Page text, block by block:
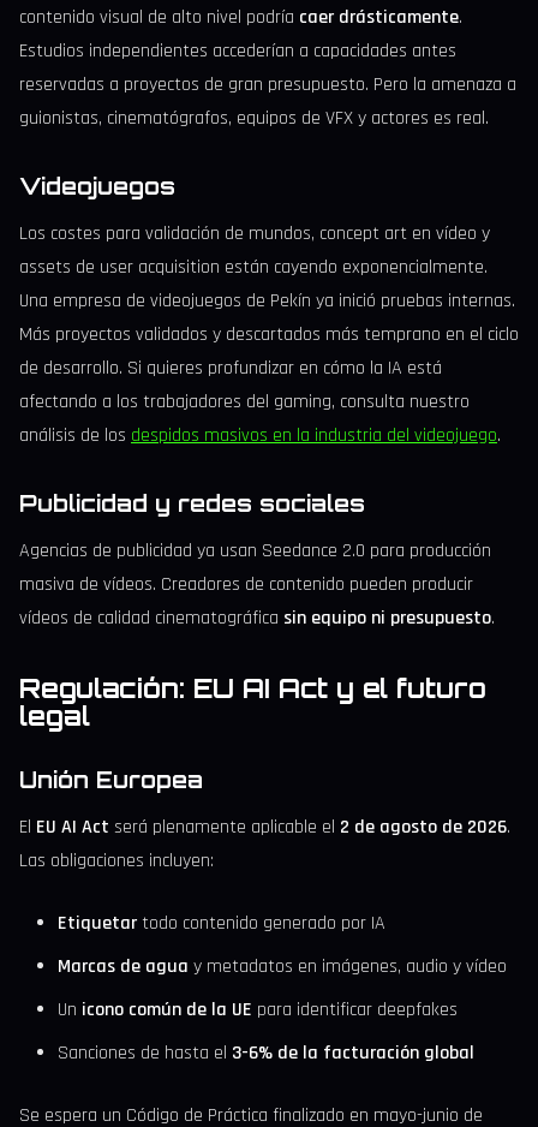
contenido visual de alto nivel podría caer drásticamente.
Estudios independientes accederían a capacidades antes
reservadas a proyectos de gran presupuesto. Pero la amenaza a
guionistas, cinematógrafos, equipos de VFX y actores es real.
Videojuegos
Los costes para validación de mundos, concept art en vídeo y
assets de user acquisition están cayendo exponencialmente.
Una empresa de videojuegos de Pekín ya inició pruebas internas.
Más proyectos validados y descartados más temprano en el ciclo
de desarrollo. Si quieres profundizar en cómo la IA está
afectando a los trabajadores del gaming, consulta nuestro
análisis de los despidos masivos en la industria del videojuego.
Publicidad y redes sociales
Agencias de publicidad ya usan Seedance 2.0 para producción
masiva de vídeos. Creadores de contenido pueden producir
vídeos de calidad cinematográfica sin equipo ni presupuesto.
Regulación: EU AI Act y el futuro
legal
Unión Europea
El EU AI Act será plenamente aplicable el 2 de agosto de 2026.
Las obligaciones incluyen:
Etiquetartodo contenido generado por IA
Marcas de agua y metadatos en imágenes, audio y vídeo
Un icono común de la UE para identificar deepfakes
Sanciones de hasta el 3-6% de la facturación global
Se espera un Código de Práctica finalizado en mayo-junio de